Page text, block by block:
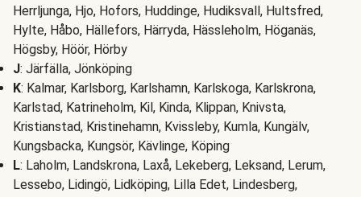
Herrljunga, Hjo, Hofors, Huddinge, Hudiksvall, Hultsfred,
Hylte, Håbo, Hällefors, Härryda, Hässleholm, Höganäs,
Högsby, Höör, Hörby
J: Järfälla, Jönköping
K: Kalmar, Karlsborg, Karlshamn, Karlskoga, Karlskrona,
Karlstad, Katrineholm, Kil, Kinda, Klippan, Knivsta,
Kristianstad, Kristinehamn, Kvissleby, Kumla, Kungälv,
Kungsbacka, Kungsör, Kävlinge, Köping
L: Laholm, Landskrona, Laxå, Lekeberg, Leksand, Lerum,
Lessebo, Lidingö, Lidköping, Lilla Edet, Lindesberg,